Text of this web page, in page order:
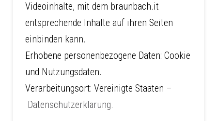
Videoinhalte, mit dem braunbach.it
entsprechende Inhalte auf ihren Seiten
einbinden kann.
Erhobene personenbezogene Daten: Cookie
und Nutzungsdaten.
Verarbeitungsort: Vereinigte Staaten –
Datenschutzerklärung.